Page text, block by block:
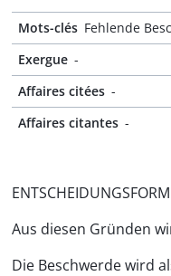
Mots-clés Fehlende
Exergue -
Affaires citées -
Affaires citantes -
Aus diesen Gründen
Die Beschwerde wird